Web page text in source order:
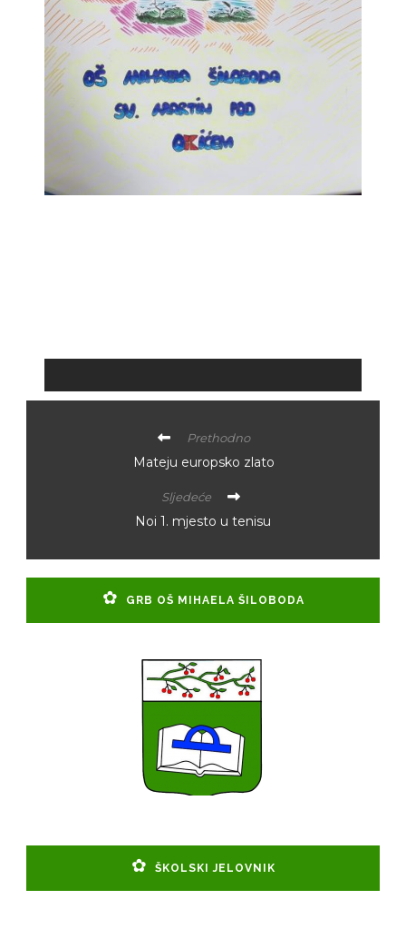
Prethodno
Mateju europsko zlato
Sljedeće
Noi 1. mjesto u tenisu
GRB OŠ MIHAELA ŠILOBODA
ŠKOLSKI JELOVNIK